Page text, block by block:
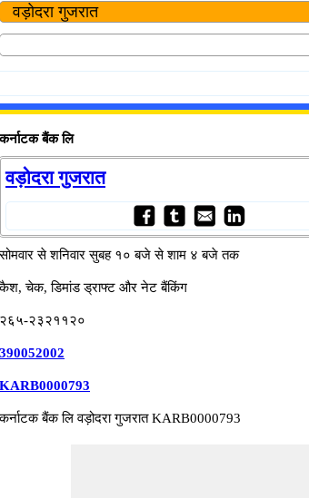
कर्नाटक बैंक लि
वड़ोदरा गुजरात
सोमवार से शनिवार सुबह १० बजे से शाम ४ बजे तक
कैश, चेक, डिमांड ड्राफ्ट और नेट बैंकिंग
२६५-२३२११२०
390052002
KARB0000793
कर्नाटक बैंक लि वड़ोदरा गुजरात KARB0000793